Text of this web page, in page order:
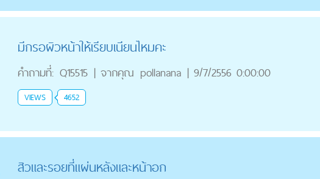
มีกรอผิวหน้าให้เรียบเนียนไหมคะ
คำถามที่: Q15515 | จากคุณ pollanana | 9/7/2556 0:00:00
VIEWS 4652
สิวและรอยที่แผ่นหลังและหน้าอก